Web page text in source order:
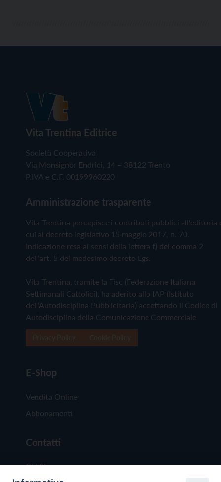
Vita Trentina Editrice
Società Cooperativa
Via Monsignor Endrici, 14 – 38122 Trento
P.IVA e C.F. 00199960220
Amministrazione trasparente
Vita Trentina percepisce i contributi pubblici all'editoria
cui al decreto legislativo 15 maggio 2017, n. 70.
Indicazione resa ai sensi della lettera f) del comma 2
dell'art. 5 del medesimo decreto Lgs.
Vita Trentina, tramite la Fisc (Federazione Italiana
Settimanali Cattolici), ha aderito allo IAP (Istituto
dell'Autodisciplina Pubblicitaria) accettando il Codice di
Autodisciplina della Comunicazione Commerciale
E-Shop
Vendita Online
Abbonamenti
Contatti
Chi Siamo